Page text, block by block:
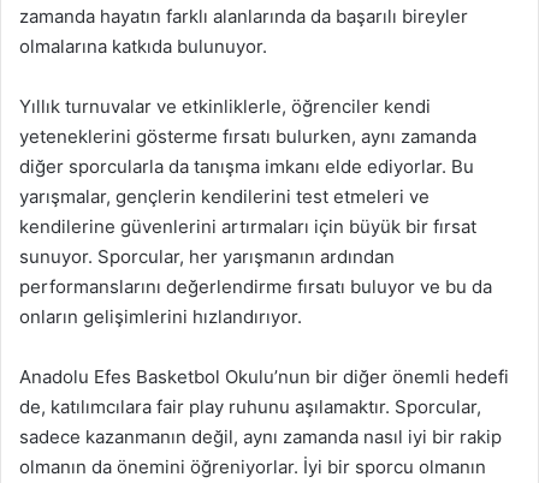
zamanda hayatın farklı alanlarında da başarılı bireyler
olmalarına katkıda bulunuyor.
Yıllık turnuvalar ve etkinliklerle, öğrenciler kendi
yeteneklerini gösterme fırsatı bulurken, aynı zamanda
diğer sporcularla da tanışma imkanı elde ediyorlar. Bu
yarışmalar, gençlerin kendilerini test etmeleri ve
kendilerine güvenlerini artırmaları için büyük bir fırsat
sunuyor. Sporcular, her yarışmanın ardından
performanslarını değerlendirme fırsatı buluyor ve bu da
onların gelişimlerini hızlandırıyor.
Anadolu Efes Basketbol Okulu’nun bir diğer önemli hedefi
de, katılımcılara fair play ruhunu aşılamaktır. Sporcular,
sadece kazanmanın değil, aynı zamanda nasıl iyi bir rakip
olmanın da önemini öğreniyorlar. İyi bir sporcu olmanın